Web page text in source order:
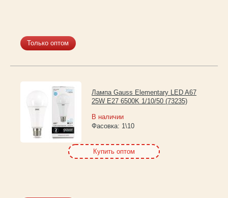
Только оптом
Лампа Gauss Elementary LED A67
25W E27 6500K 1/10/50 (73235)
В наличии
Фасовка: 1\10
Купить оптом